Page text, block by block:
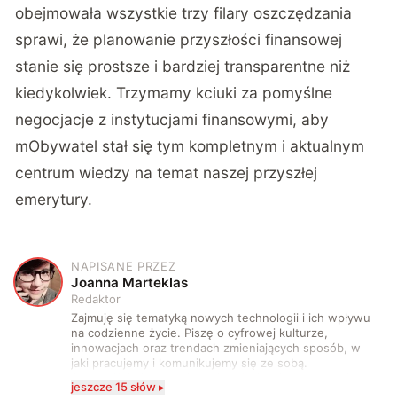
obejmowała wszystkie trzy filary oszczędzania
sprawi, że planowanie przyszłości finansowej
stanie się prostsze i bardziej transparentne niż
kiedykolwiek. Trzymamy kciuki za pomyślne
negocjacje z instytucjami finansowymi, aby
mObywatel stał się tym kompletnym i aktualnym
centrum wiedzy na temat naszej przyszłej
emerytury.
J
NAPISANE PRZEZ
Joanna Marteklas
Redaktor
Zajmuję się tematyką nowych technologii i ich wpływu
na codzienne życie. Piszę o cyfrowej kulturze,
innowacjach oraz trendach zmieniających sposób, w
jaki pracujemy i komunikujemy się ze sobą.
Szczególnie interesuje mnie relacja między rozwojem
technologii a współczesną popkulturą. W wolnych
jeszcze 15 słów ▸